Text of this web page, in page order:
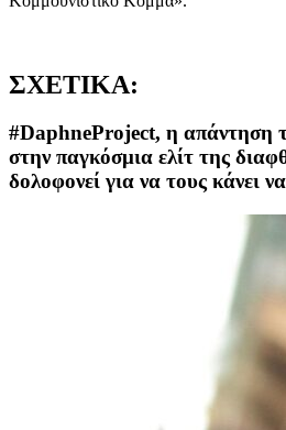
ΣΧΕΤΙΚΑ:
#DaphneProject, η απάντηση
στην παγκόσμια ελίτ της
δολοφονεί για να τους κάνει